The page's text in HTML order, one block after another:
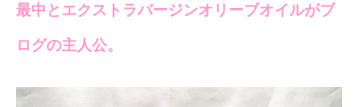
最中とエクストラバージンオリーブオイルがブ
ログの主人公。